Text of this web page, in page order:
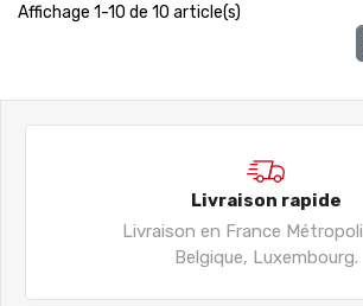
Affichage 1-10 de 10 article(s)
Livraison rapide
Livraison en France
Belgique, Luxembourg.